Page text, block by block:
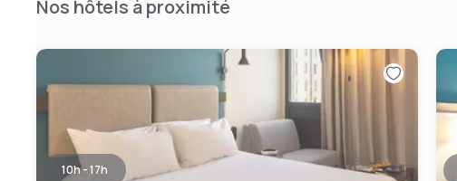
Nos hôtels à proximité
10h - 17h